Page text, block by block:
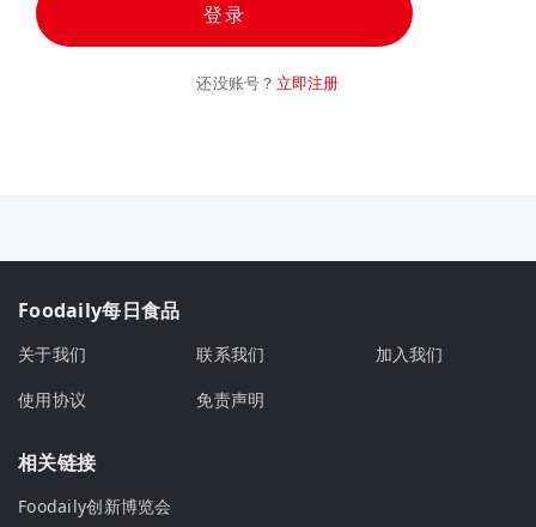
登录
还没账号？ 立即注册
Foodaily每日食品
关于我们 联系我们
加入我们
使用协议
免责声明
相关链接
Foodaily创新博览会